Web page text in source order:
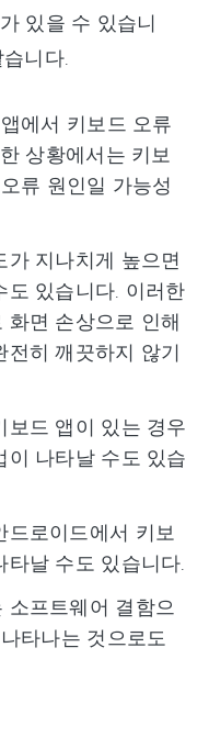
있을 수 있습니
니다.
에서 키보드 오류
상황에서는 키보
류 원인일 가능성
가 지나치게 높으면
도 있습니다. 이러한
화면 손상으로 인해
전히 깨끗하지 않기
보드 앱이 있는 경우
이 나타날 수도 있습
로이드에서 키보
날 수도 있습니다.
프트웨어 결함으
타나는 것으로도